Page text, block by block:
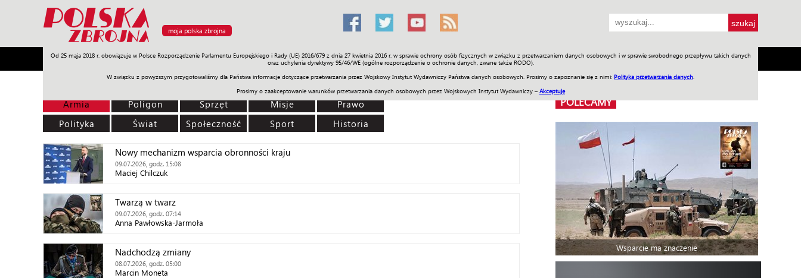
moja polska zbrojna
Od 25 maja 2018 r. obowiązuje w Polsce Rozporządzenie Parlamentu Europejskiego i Rady (UE) 2016/679 z dnia 27 kwietnia 2016 r. w sprawie ochrony osób fizycznych w związku z przetwarzaniem danych osobowych i w sprawie swobodnego przepływu takich danych
oraz uchylenia dyrektywy 95/46/WE (ogólne rozporządzenie o ochronie danych, zwane także RODO).
W związku z powyższym przygotowaliśmy dla Państwa informacje dotyczące przetwarzania przez Wojskowy Instytut Wydawniczy Państwa danych osobowych. Prosimy o zapoznanie się z nimi: Polityka przetwarzania danych
Prosimy o zaakceptowanie warunków przetwarzania danych osobowych przez Wojskowych Instytut Wydawniczy – Akceptuję
Armia Poligon Sprzęt Misje Polityka Prawo Świat Społeczność Sport Historia Galerie Wideo ENGLISH SKLEP Jednodniówki Praca w WIW
Armia Poligon Sprzęt Misje
Prawo
Polityka
Świat Społeczność Sport Historia
Nowy mechanizm wsparcia obronności kraju
09.07.2026, godz. 15:08
Maciej Chilczuk
Twarzą w twarz
09.07.2026, godz. 07:14
Anna Pawłowska-Jarmoła
Nadchodzą zmiany
08.07.2026, godz. 05:00
Marcin Moneta
POLECAMY
Wsparcie ma znaczenie